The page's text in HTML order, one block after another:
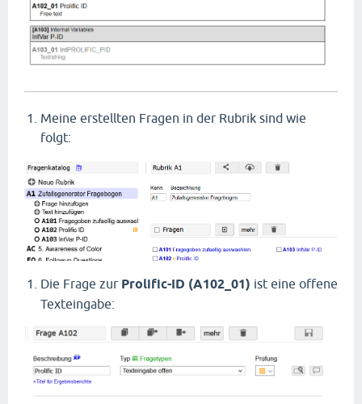
Meine erstellten Fragen in der Rubrik sind wie
folgt:
Die Frage zur Prolific-ID (A102_01) ist eine offene
Texteingabe: